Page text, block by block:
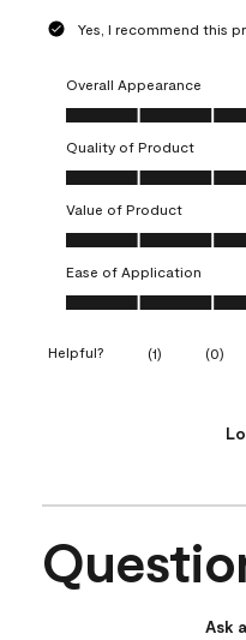
Yes, I recommend this
Overall Appearance
Overall Appearance, 5.0
Quality of Product
Quality of Product, 5.0
Value of Product
Value of Product, 5.0 out
Ease of Application
Ease of Application, 5.0
Helpful? (1) (0)
Ask